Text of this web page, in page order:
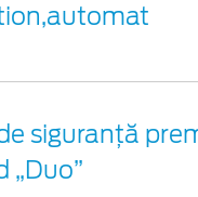
siguranţă
„Duo”